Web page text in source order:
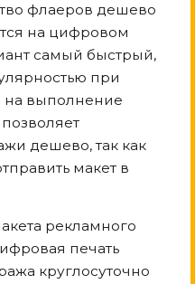
флаеров дешево
на цифровом
самый быстрый,
при
выполнение
дешево, так как
макет в
рекламного
печать
круглосуточно